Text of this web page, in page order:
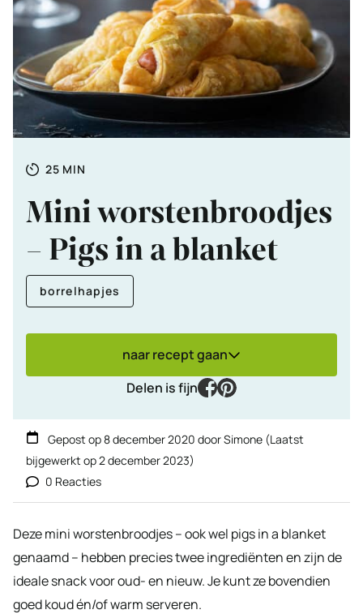
Totale
25 MINUTEN
MIN
Mini worstenbroodjes
– Pigs in a blanket
borrelhapjes
naar recept gaan
Delen is fijn
facebook
pinterest
Gepost op8 december 2020 doorSimone (Laatst
bijgewerkt op2 december 2023)
0 Reacties
Deze mini worstenbroodjes – ook wel pigs in a blanket
genaamd – hebben precies twee ingrediënten en zijn de
ideale snack voor oud- en nieuw. Je kunt ze bovendien
goed koud én/of warm serveren.